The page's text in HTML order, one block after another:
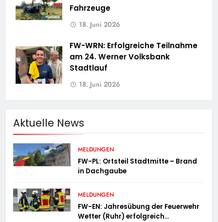
Fahrzeuge
18. Juni 2026
FW-WRN: Erfolgreiche Teilnahme
am 24. Werner Volksbank
Stadtlauf
18. Juni 2026
Aktuelle News
MELDUNGEN
FW-PL: Ortsteil Stadtmitte – Brand
in Dachgaube
MELDUNGEN
FW-EN: Jahresübung der Feuerwehr
Wetter (Ruhr) erfolgreich